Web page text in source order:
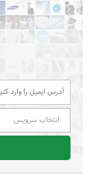
انتخاب سرویس